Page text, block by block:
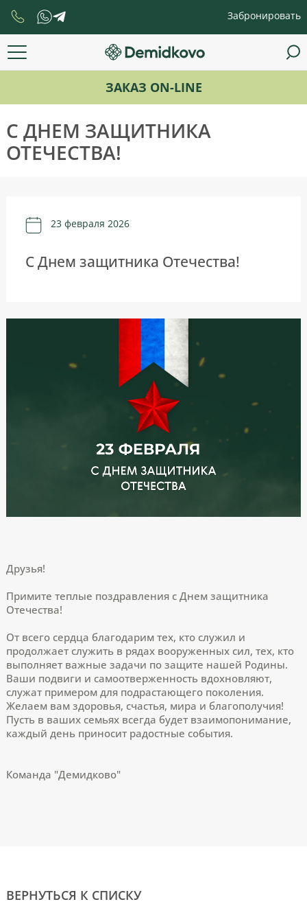
Забронировать
ЗАКАЗ ON-LINE
С ДНЕМ ЗАЩИТНИКА
ОТЕЧЕСТВА!
23 февраля 2026
С Днем защитника Отечества!
Друзья!
Примите теплые поздравления с Днем защитника
Отечества!
От всего сердца благодарим тех, кто служил и
продолжает служить в рядах вооруженных сил, тех, кто
выполняет важные задачи по защите нашей Родины.
Ваши подвиги и самоотверженность вдохновляют,
служат примером для подрастающего поколения.
Желаем вам здоровья, счастья, мира и благополучия!
Пусть в ваших семьях всегда будет взаимопонимание,
каждый день приносит радостные события.
Команда "Демидково"
ВЕРНУТЬСЯ К СПИСКУ